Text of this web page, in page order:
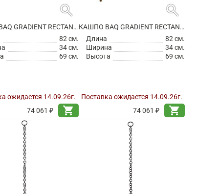
search
КАШПО BAQ GRADIENT RECTANGLE ELEVATED HIGH MATT COFFEE
82 см.
34 см.
69 см.
ожидается 14.09.26г.
74 061 ₽
shopping_cart
search
КАШПО BAQ GRADIENT RECTANGLE ELEVATED HIGH MATT HONEY
Длина
82 см.
Ширина
34 см.
Высота
69 см.
Поставка ожидается 14.09.26г.
74 061 ₽
shopping_cart